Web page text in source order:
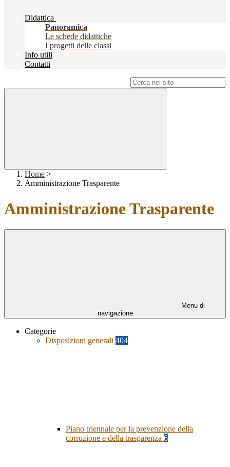
Didattica
Panoramica
Le schede didattiche
I progetti delle classi
Info utili
Contatti
Home >
Amministrazione Trasparente
Amministrazione Trasparente
Menu di
navigazione
Categorie
Disposizioni generali 404
Piano triennale per la prevenzione della
corruzione e della trasparenza 6